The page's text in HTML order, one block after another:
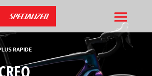
RAPIDE